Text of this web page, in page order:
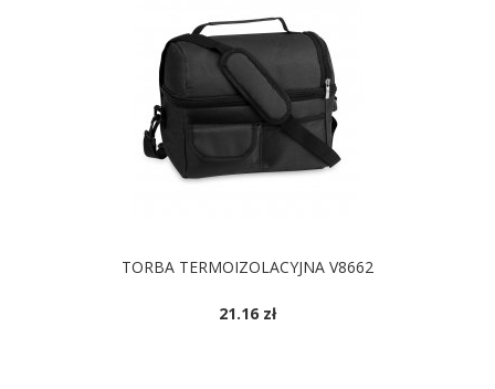
TORBA TERMOIZOLACYJNA V8662
21.16 zł